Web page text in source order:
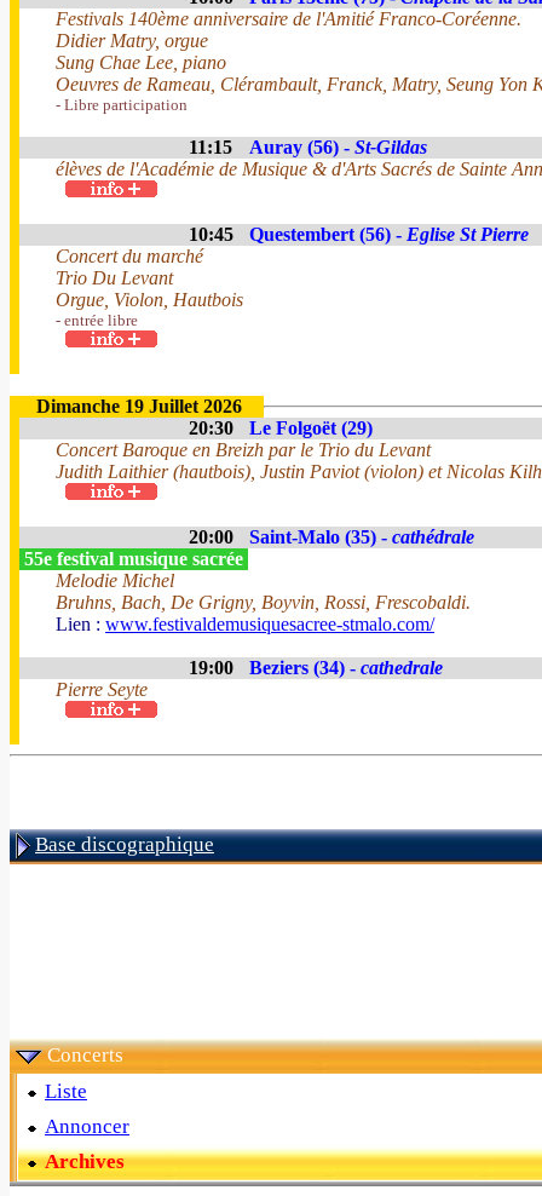
Festivals 140ème anniversaire de l'Amitié Franco-Coréenne.
Didier Matry, orgue
Sung Chae Lee, piano
Oeuvres de Rameau, Clérambault, Franck, Matry, Seung Yon
- Libre participation
11:15 Auray (56) - St-Gildas
élèves de l'Académie de Musique & d'Arts Sacrés de Sainte
10:45 Questembert (56) - Eglise St Pierre
Concert du marché
Trio Du Levant
Orgue, Violon, Hautbois
- entrée libre
Dimanche 19 Juillet 2026
20:30
Le Folgoët (29)
Concert Baroque en Breizh par le Trio du Levant
Judith Laithier (hautbois), Justin Paviot (violon) et Nicolas
20:00 Saint-Malo (35) - cathédrale
55e festival musique sacrée
Melodie Michel
Bruhns, Bach, De Grigny, Boyvin, Rossi, Frescobaldi.
Lien : www.festivaldemusiquesacree-stmalo.com/
19:00 Beziers (34) - cathedrale
Pierre Seyte
Base discographique
Concerts
Liste
Annoncer
Archives